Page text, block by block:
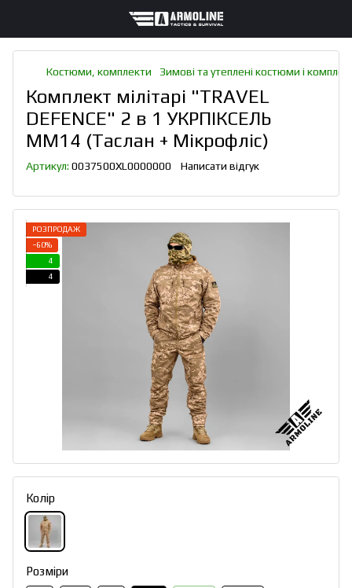
Костюми, комплекти Зимові та утеплені костюми і
Комплект мілітарі "TRAVEL
DEFENCE" 2 в 1 УКРПІКСЕЛЬ
ММ14 (Таслан + Мікрофліс)
Артикул: 0037500XL0000000 Написати відгук
РОЗПРОДАЖ
−60%
4
4
Колір
Розміри